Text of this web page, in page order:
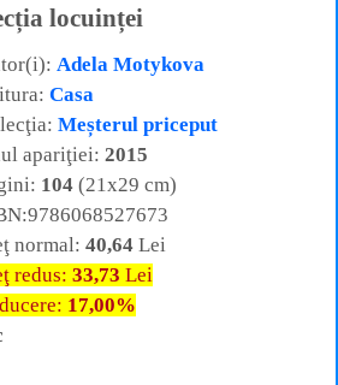
locuinței
și protecția locuinței
Motykova
Adela Motykova
Casa
Meșterul priceput
apariţiei: 2015
104 (21x29 cm)
normal: 40,64 Lei
redus: 33,73 Lei
17,00%